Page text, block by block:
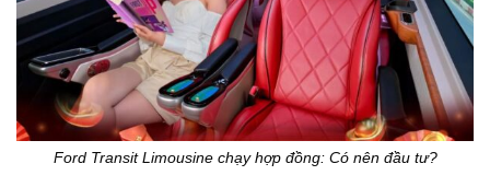
Ford Transit Limousine chạy hợp đồng: Có nên đầu tư?